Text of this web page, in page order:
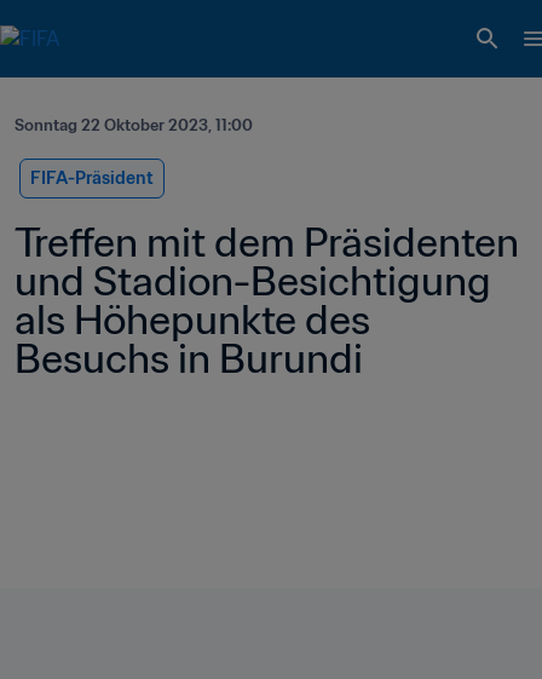
Sonntag 22 Oktober 2023, 11:00
FIFA-Präsident
Treffen mit dem Präsidenten
und Stadion-Besichtigung
als Höhepunkte des
Besuchs in Burundi